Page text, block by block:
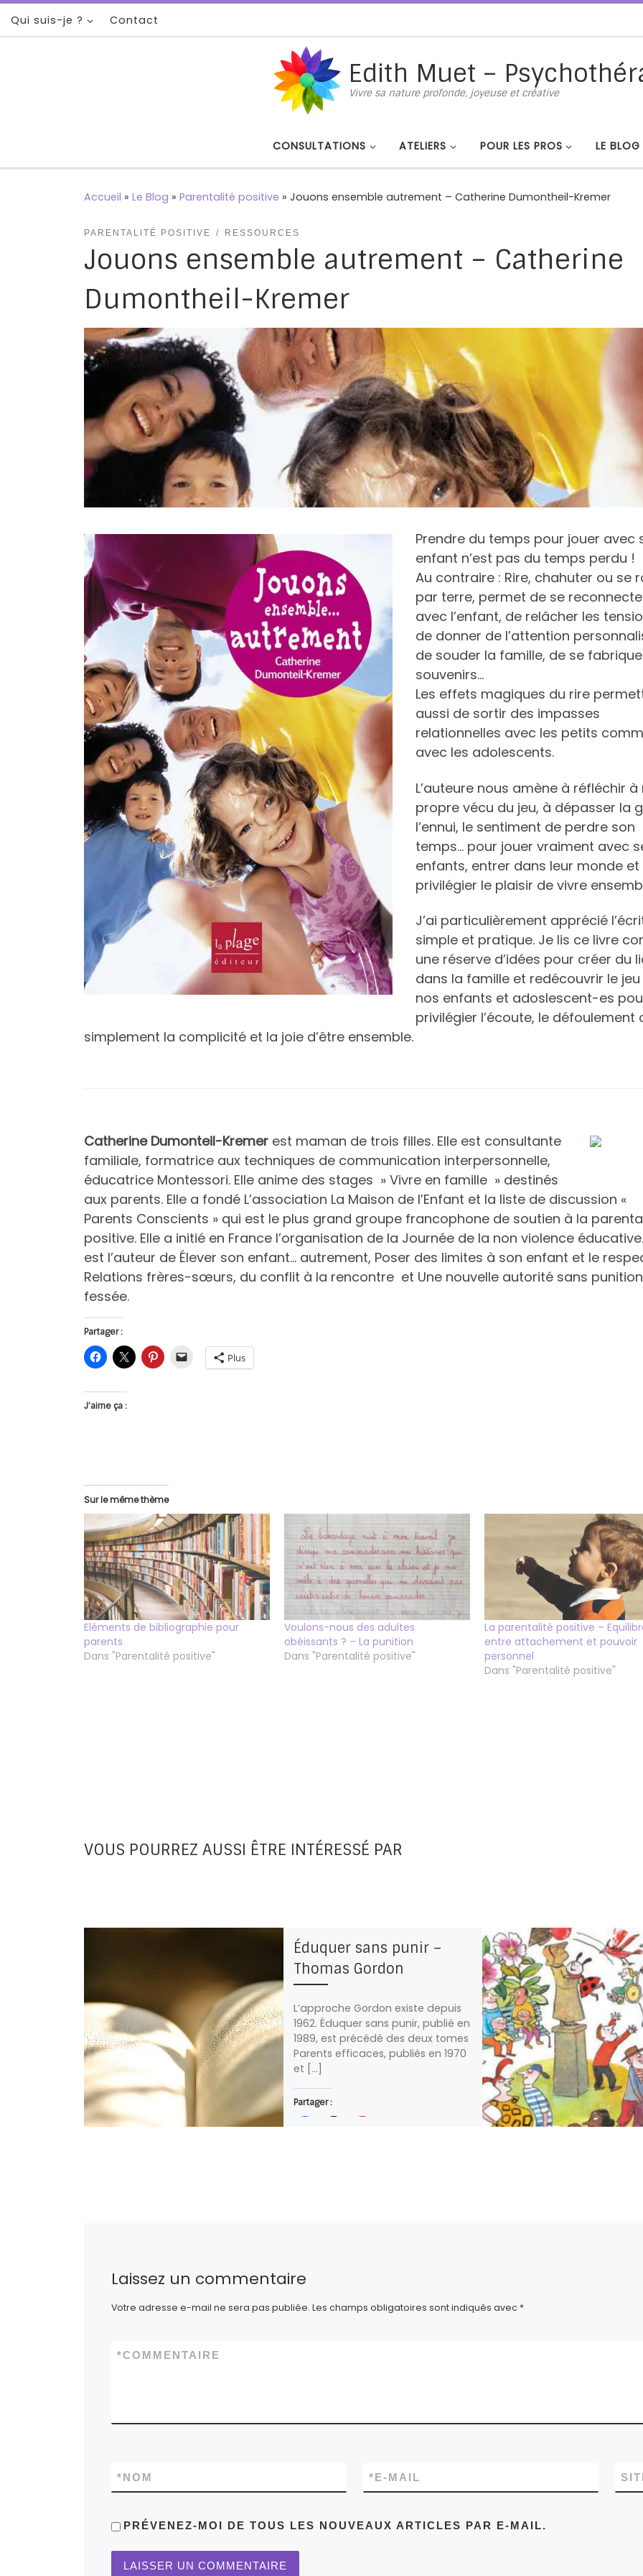
Passer au contenu
Qui suis-je ? Contact
Edith Muet –
Vivre sa nature profonde, joyeuse et créative
CONSULTATIONS ATELIERS POUR LES PROS LE BLOG
Accueil » Le Blog » Parentalité positive » Jouons ensemble autrement – Catherine Dumontheil-Kremer
PARENTALITÉ POSITIVE RESSOURCES
Jouons ensemble autrement – Catherine
Dumontheil-Kremer
Prendre du temps pour jouer avec
enfant n’est pas du temps perdu !
Au contraire : Rire, chahuter ou se
par terre, permet de se
avec l’enfant, de relâcher les
de donner de l’attention
de souder la famille, de se
souvenirs…
Les effets magiques du rire
aussi de sortir des impasses
relationnelles avec les petits
avec les adolescents.
L’auteure nous amène à réfléchir
propre vécu du jeu, à dépasser la
l’ennui, le sentiment de perdre son
temps… pour jouer vraiment avec
enfants, entrer dans leur monde et
privilégier le plaisir de vivre
J’ai particulièrement apprécié
simple et pratique. Je lis ce livre
une réserve d’idées pour créer du
dans la famille et redécouvrir le
nos enfants et adoslescent-es
privilégier l’écoute, le défoulement
simplement la complicité et la joie d’être ensemble.
Catherine Dumonteil-Kremer est maman de trois filles. Elle est consultante
familiale, formatrice aux techniques de communication interpersonnelle,
éducatrice Montessori. Elle anime des stages » Vivre en famille » destinés
aux parents. Elle a fondé L’association La Maison de l’Enfant et la liste de discussion «
Parents Conscients » qui est le plus grand groupe francophone de soutien à la
positive. Elle a initié en France l’organisation de la Journée de la non violence éducative.
est l’auteur de Élever son enfant… autrement, Poser des limites à son enfant et le
Relations frères-sœurs, du conflit à la rencontre et Une nouvelle autorité sans
fessée.
Partager :
Plus
J’aime ça :
Sur le même thème
Eléments de bibliographie pour
parents
Dans "Parentalité positive"
Voulons-nous des adultes
obéissants ? – La punition
Dans "Parentalité positive"
La parentalité positive –
entre attachement et pouvoir
personnel
Dans "Parentalité positive"
VOUS POURREZ AUSSI ÊTRE INTÉRESSÉ PAR
Éduquer sans punir –
Thomas Gordon
L’approche Gordon existe depuis
1962. Éduquer sans punir, publié en
1989, est précédé des deux tomes
Parents efficaces, publiés en 1970
et […]
Partager :
Laissez un commentaire
Votre adresse e-mail ne sera pas publiée. Les champs obligatoires sont indiqués avec *
COMMENTAIRE
*
NOM
* E-MAIL
*
PRÉVENEZ-MOI DE TOUS LES NOUVEAUX ARTICLES PAR E-MAIL.